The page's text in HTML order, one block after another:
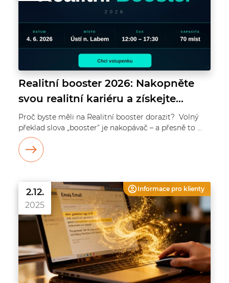
Realitní booster 2026: Nakopněte
svou realitní kariéru a získejte
náskok v době umělé inteligence
Proč byste měli na Realitní booster dorazit? Volný
překlad slova „booster“ je nakopávač – a přesně to ...
2.12.
2025
Informace pro klienty